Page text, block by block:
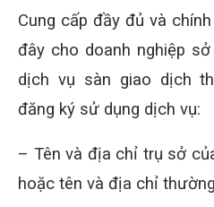
Cung cấp đầy đủ và
đây cho doanh nghiệp
dịch vụ sàn giao dịch
đăng ký sử dụng dịch vụ:
– Tên và địa chỉ trụ sở
hoặc tên và địa chỉ